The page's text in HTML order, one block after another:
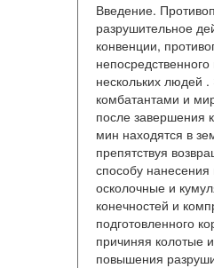
Введение.
разрушительное
конвенции,
нескольких людей
комбатантами и
после завершения
мин находятся в
препятствуя
способу
осколочные и
конечностей и
подготовленного
причиняя колотые
повышения